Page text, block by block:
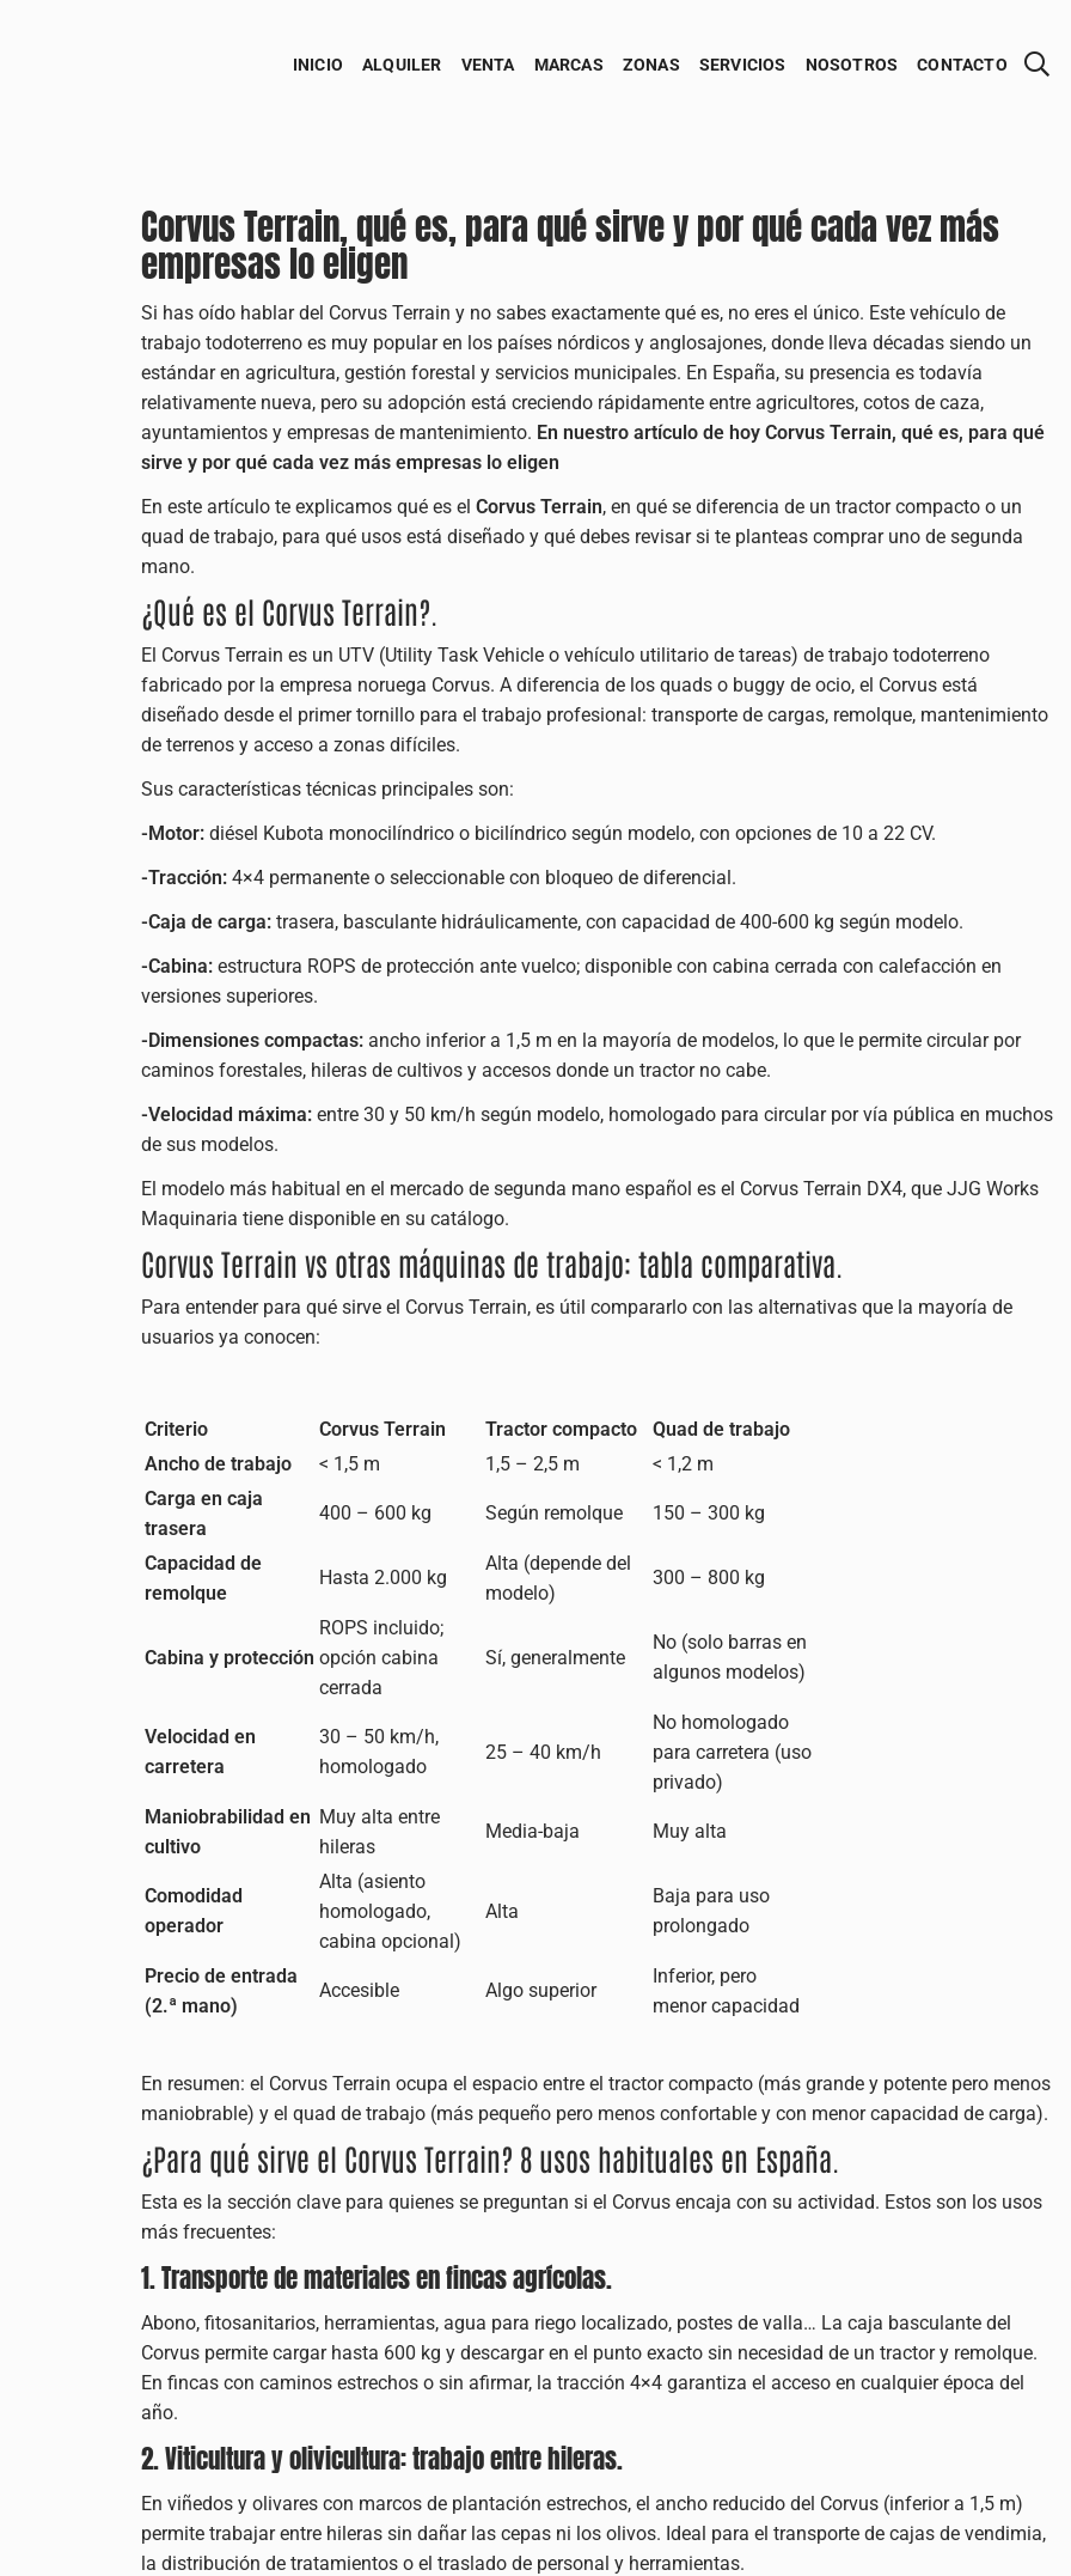
INICIO ALQUILER VENTA MARCAS ZONAS SERVICIOS NOSOTROS CONTACTO
Corvus Terrain, qué es, para qué sirve y por qué cada vez más
empresas lo eligen
Si has oído hablar del Corvus Terrain y no sabes exactamente qué es, no eres el único. Este vehículo de
trabajo todoterreno es muy popular en los países nórdicos y anglosajones, donde lleva décadas siendo un
estándar en agricultura, gestión forestal y servicios municipales. En España, su presencia es todavía
relativamente nueva, pero su adopción está creciendo rápidamente entre agricultores, cotos de caza,
ayuntamientos y empresas de mantenimiento. En nuestro artículo de hoy Corvus Terrain, qué es, para qué
sirve y por qué cada vez más empresas lo eligen
En este artículo te explicamos qué es elCorvus Terrain, en qué se diferencia de un tractor compacto o un
quad de trabajo, para qué usos está diseñado y qué debes revisar si te planteas comprar uno de segunda
mano.
¿Qué es el Corvus Terrain?.
El Corvus Terrain es un UTV (Utility Task Vehicle o vehículo utilitario de tareas) de trabajo todoterreno
fabricado por la empresa noruega Corvus. A diferencia de los quads o buggy de ocio, el Corvus está
diseñado desde el primer tornillo para el trabajo profesional: transporte de cargas, remolque, mantenimiento
de terrenos y acceso a zonas difíciles.
Sus características técnicas principales son:
-Motor: diésel Kubota monocilíndrico o bicilíndrico según modelo, con opciones de 10 a 22 CV.
-Tracción: 4×4 permanente o seleccionable con bloqueo de diferencial.
-Caja de carga: trasera, basculante hidráulicamente, con capacidad de 400-600 kg según modelo.
-Cabina: estructura ROPS de protección ante vuelco; disponible con cabina cerrada con calefacción en
versiones superiores.
-Dimensiones compactas: ancho inferior a 1,5 m en la mayoría de modelos, lo que le permite circular por
caminos forestales, hileras de cultivos y accesos donde un tractor no cabe.
-Velocidad máxima: entre 30 y 50 km/h según modelo, homologado para circular por vía pública en muchos
de sus modelos.
El modelo más habitual en el mercado de segunda mano español es el Corvus Terrain DX4, que JJG Works
Maquinaria tiene disponible en su catálogo.
Corvus Terrain vs otras máquinas de trabajo: tabla comparativa.
Para entender para qué sirve el Corvus Terrain, es útil compararlo con las alternativas que la mayoría de
usuarios ya conocen:
Criterio Corvus Terrain Tractor compacto
Quad de trabajo
Ancho de trabajo
< 1,5 m 1,5 – 2,5 m
< 1,2 m
Carga en caja
trasera
400 – 600 kg Según remolque 150 – 300 kg
Capacidad de
remolque
Hasta 2.000 kg
Alta (depende del
modelo)
300 – 800 kg
Cabina y protección
ROPS incluido;
opción cabina
cerrada
Sí, generalmente
No (solo barras en
algunos modelos)
Velocidad en
carretera
30 – 50 km/h,
homologado
25 – 40 km/h
No homologado
para carretera (uso
privado)
Maniobrabilidad en
cultivo
Muy alta entre
hileras
Media-baja Muy alta
Comodidad
operador
Alta (asiento
homologado,
cabina opcional)
Alta
Baja para uso
prolongado
Precio de entrada
(2.ª mano)
Accesible Algo superior
Inferior, pero
menor capacidad
En resumen: el Corvus Terrain ocupa el espacio entre el tractor compacto (más grande y potente pero menos
maniobrable) y el quad de trabajo (más pequeño pero menos confortable y con menor capacidad de carga).
¿Para qué sirve el Corvus Terrain? 8 usos habituales en España.
Esta es la sección clave para quienes se preguntan si el Corvus encaja con su actividad. Estos son los usos
más frecuentes:
1. Transporte de materiales en fincas agrícolas.
Abono, fitosanitarios, herramientas, agua para riego localizado, postes de valla… La caja basculante del
Corvus permite cargar hasta 600 kg y descargar en el punto exacto sin necesidad de un tractor y remolque.
En fincas con caminos estrechos o sin afirmar, la tracción 4×4 garantiza el acceso en cualquier época del
año.
2. Viticultura y olivicultura: trabajo entre hileras.
En viñedos y olivares con marcos de plantación estrechos, el ancho reducido del Corvus (inferior a 1,5 m)
permite trabajar entre hileras sin dañar las cepas ni los olivos. Ideal para el transporte de cajas de vendimia,
la distribución de tratamientos o el traslado de personal y herramientas.